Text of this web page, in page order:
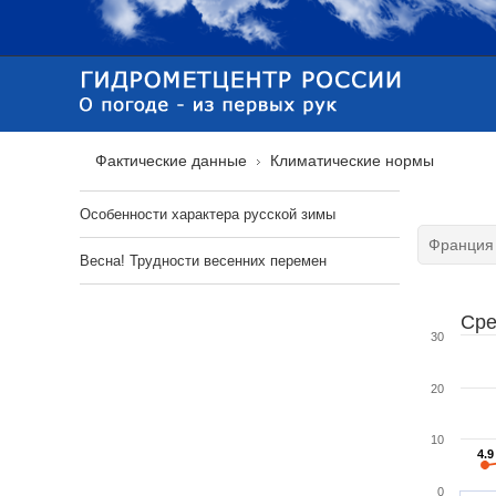
Фактические данные Климатические нормы
4.9
4.9
0
10
20
30
Особенности характера русской зимы
Весна! Трудности весенних перемен